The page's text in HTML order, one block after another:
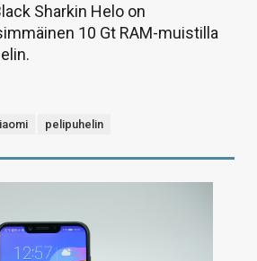
Sharkin Helo on
10 Gt RAM-muistilla
pelipuhelin